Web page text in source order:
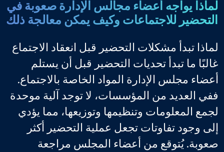
لماذا يواجه أعضاء مجالس الإدارة صعوبة في
التحضير للاجتماعات وكيف يمكن معالجة ذلك
لماذا تبدأ مشكلات التحضير قبل انعقاد الاجتماع
غالبًا ما تبدأ تحديات التحضير قبل أن يستلم
أعضاء مجلس الإدارة المواد الخاصة بالاجتماع.
ففي العديد من المؤسسات، لا توجد آلية موحدة
لجمع المعلومات وتنظيمها وتوزيعها، مما يؤدي
إلى وجود تفاوتات تجعل عملية التحضير أكثر
صعوبة. يُتوقع من أعضاء المجلس مراجعة